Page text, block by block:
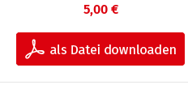
5,00 €